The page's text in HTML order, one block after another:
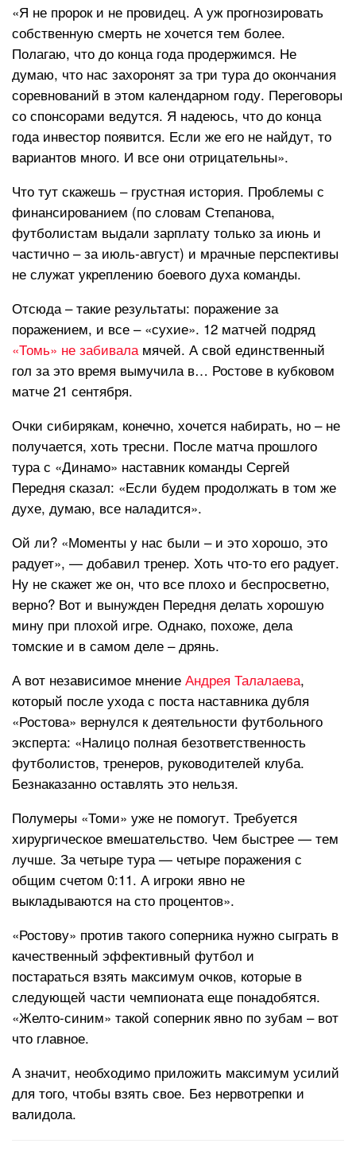
«Я не пророк и не провидец. А уж прогнозировать
собственную смерть не хочется тем более.
Полагаю, что до конца года продержимся. Не
думаю, что нас захоронят за три тура до окончания
соревнований в этом календарном году. Переговоры
со спонсорами ведутся. Я надеюсь, что до конца
года инвестор появится. Если же его не найдут, то
вариантов много. И все они отрицательны».
Что тут скажешь – грустная история. Проблемы с
финансированием (по словам Степанова,
футболистам выдали зарплату только за июнь и
частично – за июль-август) и мрачные перспективы
не служат укреплению боевого духа команды.
Отсюда – такие результаты: поражение за
поражением, и все – «сухие». 12 матчей подряд
«Томь» не забивала мячей. А свой единственный
гол за это время вымучила в… Ростове в кубковом
матче 21 сентября.
Очки сибирякам, конечно, хочется набирать, но – не
получается, хоть тресни. После матча прошлого
тура с «Динамо» наставник команды Сергей
Передня сказал: «Если будем продолжать в том же
духе, думаю, все наладится».
Ой ли? «Моменты у нас были – и это хорошо, это
радует», — добавил тренер. Хоть что-то его радует.
Ну не скажет же он, что все плохо и беспросветно,
верно? Вот и вынужден Передня делать хорошую
мину при плохой игре. Однако, похоже, дела
томские и в самом деле – дрянь.
А вот независимое мнение Андрея Талалаева,
который после ухода с поста наставника дубля
«Ростова» вернулся к деятельности футбольного
эксперта: «Налицо полная безответственность
футболистов, тренеров, руководителей клуба.
Безнаказанно оставлять это нельзя.
Полумеры «Томи» уже не помогут. Требуется
хирургическое вмешательство. Чем быстрее — тем
лучше. За четыре тура — четыре поражения с
общим счетом 0:11. А игроки явно не
выкладываются на сто процентов».
«Ростову» против такого соперника нужно сыграть в
качественный эффективный футбол и
постараться взять максимум очков, которые в
следующей части чемпионата еще понадобятся.
«Желто-синим» такой соперник явно по зубам – вот
что главное.
А значит, необходимо приложить максимум усилий
для того, чтобы взять свое. Без нервотрепки и
валидола.